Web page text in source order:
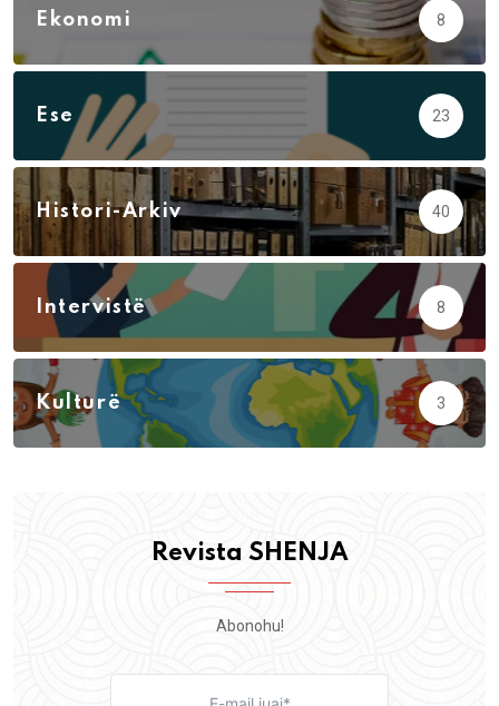
Ekonomi 8
Ese 23
Histori-Arkiv 40
Intervistë 8
Kulturë 3
Revista SHENJA
Abonohu!